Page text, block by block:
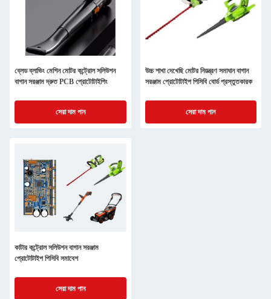
ব্লেড ব্লাভিং মেশিন মোটর কন্ট্রোল সলিউশন
বাগান সরঞ্জাম দ্রুত PCB প্রোটোটাইপিং
সেরা দাম পান
উচ্চ শাখা দেখেছি মোটর নিয়ন্ত্রণ সমাধান বাগান
সরঞ্জাম প্রোটোটাইপ পিসিবি বোর্ড প্রস্তুতকারক
সেরা দাম পান
কাটার কন্ট্রোল সলিউশন বাগান সরঞ্জাম
প্রোটোটাইপ পিসিবি সমাবেশ
সেরা দাম পান